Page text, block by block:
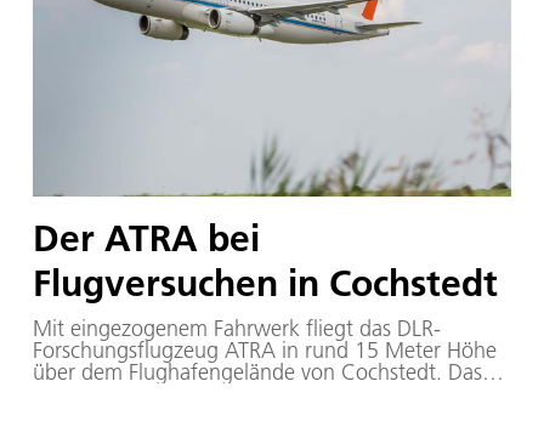
Der ATRA bei
Flugversuchen in Cochstedt
Mit eingezogenem Fahrwerk fliegt das DLR-
Forschungsflugzeug ATRA in rund 15 Meter Höhe
über dem Flughafengelände von Cochstedt. Das